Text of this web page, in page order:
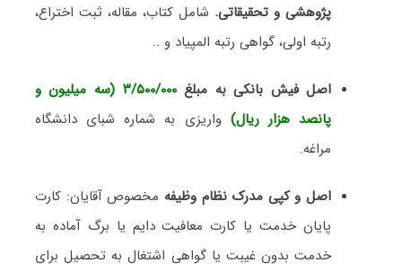
پژوهشی و تحقیقاتی. شامل کتاب، مقاله، ثبت اختراع،
رتبه اولی، گواهی رتبه المپیاد و ..
اصل فیش بانکی به مبلغ
۳/۵۰۰/۰۰۰ (سه میلیون و
پانصد هزار ریال) واریزی به شماره شبای دانشگاه
مراغه.
اصل و کپی مدرک نظام وظیفه مخصوص آقایان: کارت
پایان خدمت یا کارت معافیت دایم یا برگ آماده به
خدمت بدون غیبت یا گواهی اشتغال به تحصیل برای